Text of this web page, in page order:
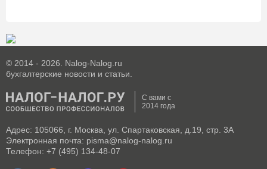
© 2014 - 2026. Nalog-Nalog.ru
бухгалтерские новости и статьи.
С вами с
2014 года
Адрес: 105066, г. Москва, ул. Спартаковская, д.19, стр. 3А
Электронная почта: pisma@nalog-nalog.ru
Телефон: +7 (495) 134-48-07